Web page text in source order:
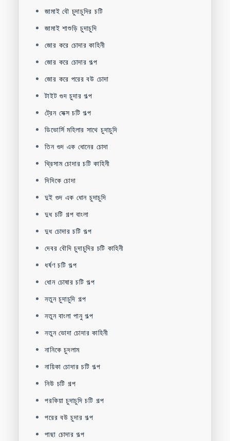
জামাই বৌ চুদাচুদির চটি
জামাই শাশুড়ি চুদাচুদি
জোর করে চোদার কাহিনী
জোর করে চোদার গল্প
জোর করে পরের বউ চোদা
টাইট গুদ চুদার গল্প
ট্রেন সেক্স চটি গল্প
ডিভোর্সি মহিলার সাথে চুদাচুদি
তিন গুদ এক ধোনের চোদা
থ্রিসাম চোদার চটি কাহিনী
দিদিকে চোদা
দুই গুদ এক ধোন চুদাচুদি
দুধ চটি গল্প বাংলা
দুধ চোদার চটি গল্প
দেবর বৌদি চুদাচুদির চটি কাহিনী
ধর্ষণ চটি গল্প
ধোন চোষার চটি গল্প
নতুন চুদাচুদি গল্প
নতুন বাংলা পানু গল্প
নতুন ভোদা চোদার কাহিনী
নানিকে চুদলাম
নায়িকা চোদার চটি গল্প
নিউ চটি গল্প
পরকিয়া চুদাচুদি চটি গল্প
পরের বউ চুদার গল্প
পাছা চোদার গল্প